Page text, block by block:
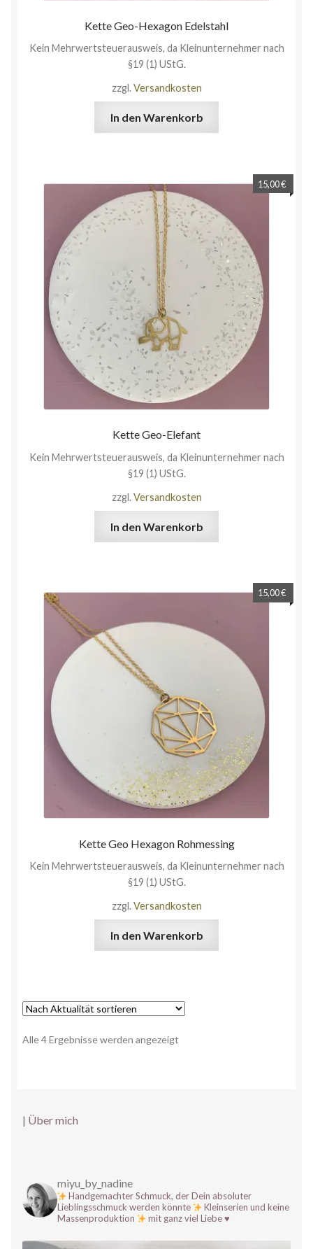
Kette Geo-Hexagon Edelstahl
Kein Mehrwertsteuerausweis, da Kleinunternehmer nach
§19 (1) UStG.
zzgl.Versandkosten
In den Warenkorb
Kette Geo-Elefant
15,00€
Kein Mehrwertsteuerausweis, da Kleinunternehmer nach
§19 (1) UStG.
zzgl.Versandkosten
In den Warenkorb
Kette Geo Hexagon Rohmessing
15,00€
Kein Mehrwertsteuerausweis, da Kleinunternehmer nach
§19 (1) UStG.
zzgl.Versandkosten
In den Warenkorb
Alle 4 Ergebnisse werden angezeigt
| Über mich
miyu_by_nadine
Handgemachter Schmuck, der Dein absoluter
Lieblingsschmuck werden könnte
Kleinserien und keine
Massenproduktion
mit ganz viel Liebe♥️